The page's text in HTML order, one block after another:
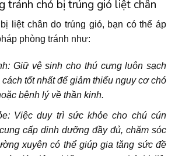
tránh chó bị trúng gió liệt chân
liệt chân do trúng gió, bạn có thể áp
phòng tránh như:
Giữ vệ sinh cho thú cưng luôn sạch
tốt nhất để giảm thiểu nguy cơ chó
bệnh lý về thần kinh.
Việc duy trì sức khỏe cho chú cún
cấp dinh dưỡng đầy đủ, chăm sóc
xuyên có thể giúp gia tăng sức đề